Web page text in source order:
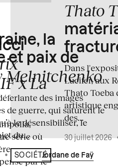
x La
série où
par le
la
et paix de
Melnitchenko
des images
de guerre, qui saturent le
le désensibiliser, le
du...
• Écrit par Jordane de Faÿ
SOCIÉTÉ
Thato
Dans
Lucifer, aux
Thato Toeba
artistique
des...
30 juillet 2026